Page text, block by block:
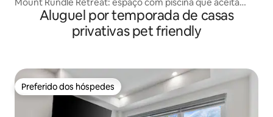
animais de estimação
Aluguel por temporada de casas
privativas pet friendly
Preferido dos hóspedes
Preferido dos hóspedes